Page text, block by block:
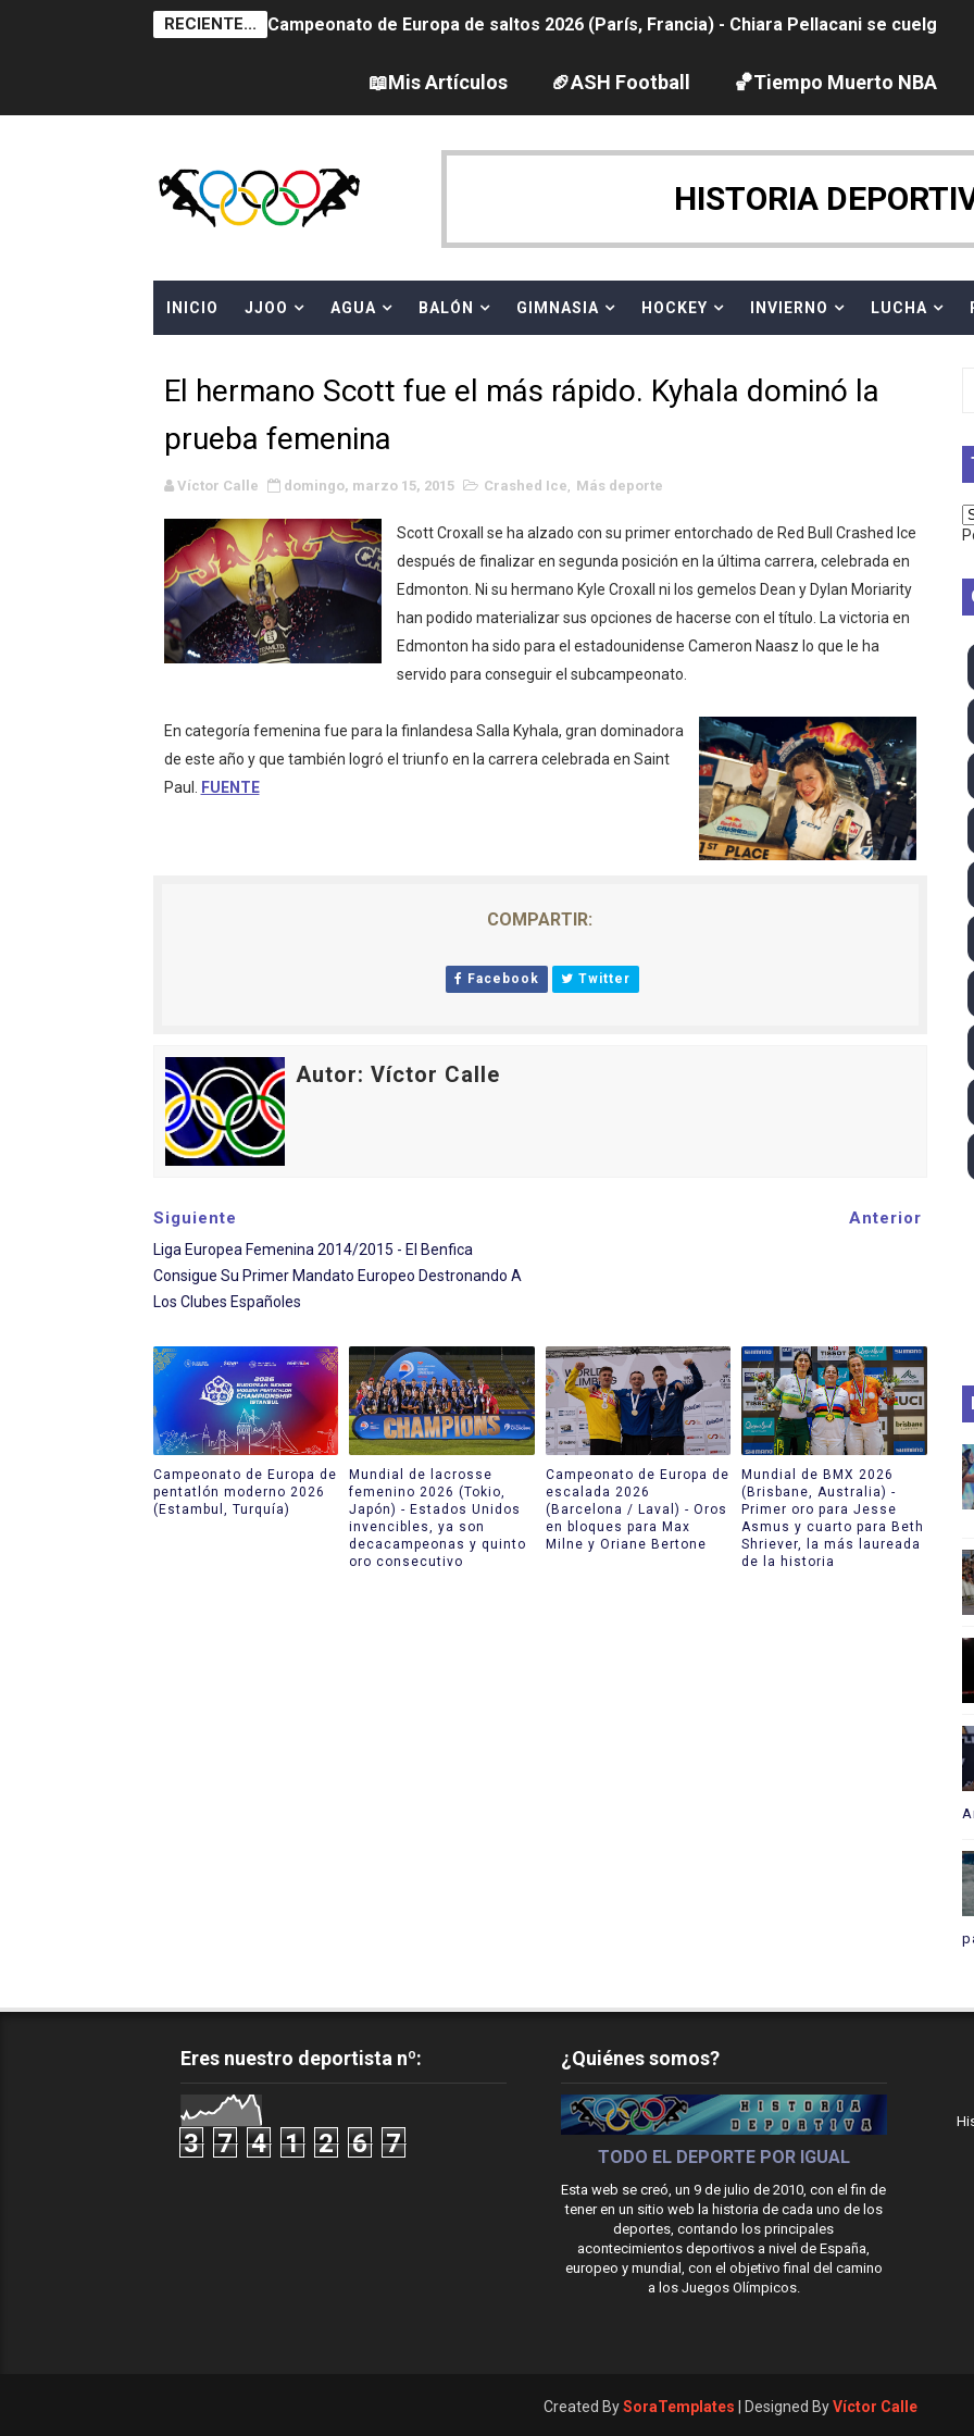
RECIENTE... Campeonato de Europa de saltos 2026 (París, Francia) - Chiara Pellacani se cuelga su
Campeonato de Europa de natación artística 2026 (París, Francia) - España se lleva 8
Canadá Open 2026
Tour de Francia femenino 2026 - Etapa 4
Campeonato de Europa en aguas abiertas 2026 (París, Francia) - Ángela Martínez 5ª
Mundial de MotoGP 2026 - GP Gran Bretaña
Grandes éxitos por fin para Chelsea Green, Chad Gable y Baron Corbin en
Campeonato de Europa de MTB 2026 (Monteceneri, Suiza) - Charlie Aldridge y Sina
Campeonato de Europa de remo 2026 (Varese, Italia) - Rumanía, Alemania y Gran
Mundial de lacrosse femenino 2026 (Tokio, Japón) - Estados Unidos invencibles, ya
Máxima celebración en el último Impact! con Jason Hotch como nuevo TNA
Mundial de esgrima 2026 (Hong Kong) - La delegación italiana arrasa con 4 oros y 4
Raquel Rodriguez es la nueva monarca Intercontinental, su primer título individual en
Athletes Unlimited Softball League 2026 - Las Utah Talons son bicampeonas de la
Mundial de piragüismo slalom 2026 (Oklahoma City, Estados Unidos) - Miquel Travé
AEW - Willow al fin es campeona mundial y Maya World arrebata el título TBS a Hikaru
Tour de Francia masculino 2026 - Tadej Pogacar entra en el selecto grupo de los
Mundial de Fórmula 1 2026 - Lando Norris consigue en Hungría su primera victoria
Copa del Mundo femenina 2026 - Estados Unidos campeón dejando a España a las
Mundial Fórmula E 2026 - Victorias de Ticktum y de Vries en Tokyo, con doble podio
Women's Football Alliance 2026 - Minnesota Vixen consigue su ansiado primer título de
📖Mis Artículos 🏈ASH Football 🏀Tiempo Muerto NBA
HISTORIA
INICIO JJOO AGUA BALÓN GIMNASIA HOCKEY INVIERNO LUCHA
El hermano Scott fue el más rápido. Kyhala dominó la
prueba femenina
Víctor Calle domingo, marzo 15, 2015 Crashed Ice, Más deporte
Scott Croxall se ha alzado con su primer entorchado de Red Bull Crashed Ice
después de finalizar en segunda posición en la última carrera, celebrada en
Edmonton. Ni su hermano Kyle Croxall ni los gemelos Dean y Dylan Moriarity
han podido materializar sus opciones de hacerse con el título. La victoria en
Edmonton ha sido para el estadounidense Cameron Naasz lo que le ha
servido para conseguir el subcampeonato.
En categoría femenina fue para la finlandesa Salla Kyhala, gran dominadora
de este año y que también logró el triunfo en la carrera celebrada en Saint
Paul.
FUENTE
COMPARTIR:
Facebook Twitter
Autor: Víctor Calle
Siguiente
Liga Europea Femenina 2014/2015 - El Benfica
Consigue Su Primer Mandato Europeo Destronando A
Los Clubes Españoles
Anterior
Campeonato de Europa de
pentatlón moderno 2026
(Estambul, Turquía)
Mundial de lacrosse
femenino 2026 (Tokio,
Japón) - Estados Unidos
invencibles, ya son
decacampeonas y quinto
oro consecutivo
Campeonato de Europa de
escalada 2026
(Barcelona / Laval) - Oros
en bloques para Max
Milne y Oriane Bertone
Mundial de BMX 2026
(Brisbane, Australia) -
Primer oro para Jesse
Asmus y cuarto para Beth
Shriever, la más laureada
de la historia
Eres nuestro deportista nº:
3 7 4 1 2 6 7
¿Quiénes somos?
TODO EL DEPORTE POR IGUAL
Esta web se creó, un 9 de julio de 2010, con el fin de
tener en un sitio web la historia de cada uno de los
deportes, contando los principales
acontecimientos deportivos a nivel de España,
europeo y mundial, con el objetivo final del camino
a los Juegos Olímpicos.
Created BySoraTemplates | Designed ByVíctor Calle